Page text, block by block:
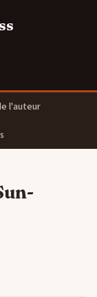
l'auteur